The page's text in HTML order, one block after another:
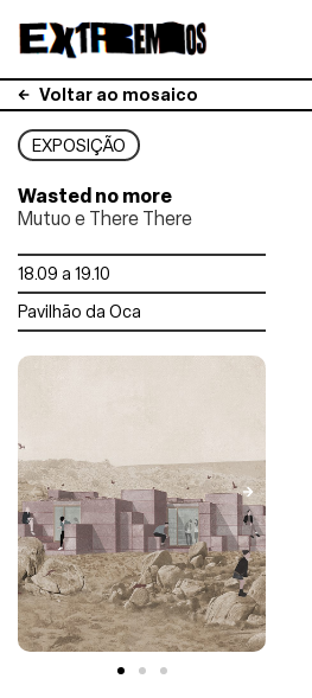
Voltar ao mosaico
EXPOSIÇÃO
Wasted no more
Mutuo e There There
18.09 a 19.10
Pavilhão da Oca